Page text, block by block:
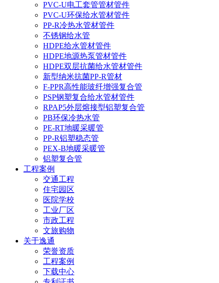
PVC-U电工套管管材管件
PVC-U环保给水管材管件
PP-R冷热水管材管件
不锈钢给水管
HDPE给水管材管件
HDPE地源热泵管材管件
HDPE双层抗菌给水管材管件
新型纳米抗菌PP-R管材
F-PPR高性能玻纤增强复合管
PSP钢塑复合给水管材管件
RPAP5外层熔接型铝塑复合管
PB环保冷热水管
PE-RT地暖采暖管
PP-R铝塑稳态管
PEX-B地暖采暖管
铝塑复合管
工程案例
交通工程
住宅园区
医院学校
工业厂区
市政工程
文旅购物
关于逸通
荣誉资质
工程案例
下载中心